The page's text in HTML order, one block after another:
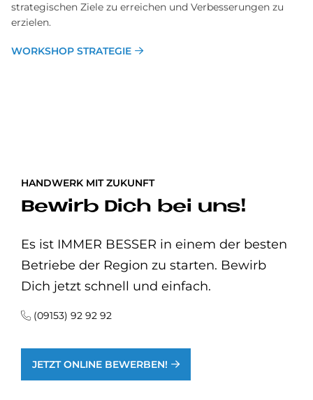
strategischen Ziele zu erreichen und Verbesserungen zu
erzielen.
WORKSHOP STRATEGIE
HANDWERK MIT ZUKUNFT
Be­wirb Dich bei uns!
Es ist IMMER BESSER in einem der besten
Betriebe der Region zu starten. Bewirb
Dich jetzt schnell und einfach.
(09153) 92 92 92
JETZT ONLINE BEWERBEN!